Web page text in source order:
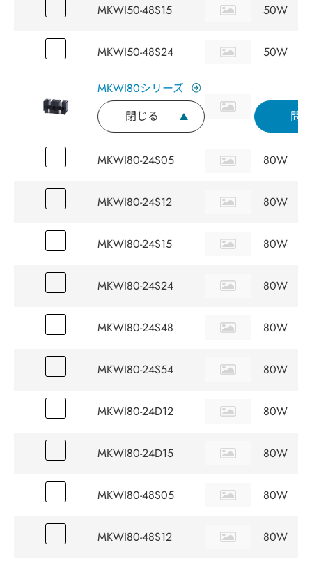
MKWI50-48S15 50W
MKWI50-48S24 50W
MKWI80シリーズ
閉じる
問
MKWI80-24S05 80W
MKWI80-24S12 80W
MKWI80-24S15 80W
MKWI80-24S24 80W
MKWI80-24S48 80W
MKWI80-24S54 80W
MKWI80-24D12 80W
MKWI80-24D15 80W
MKWI80-48S05 80W
MKWI80-48S12 80W